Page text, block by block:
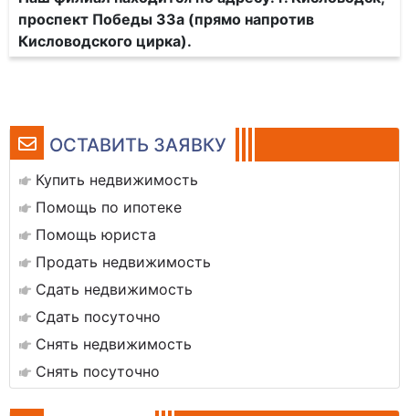
ОСТАВИТЬ ЗАЯВКУ
Купить недвижимость
Помощь по ипотеке
Помощь юриста
Продать недвижимость
Сдать недвижимость
Сдать посуточно
Снять недвижимость
Снять посуточно
проспект Победы 33а (прямо напротив
Кисловодского цирка).